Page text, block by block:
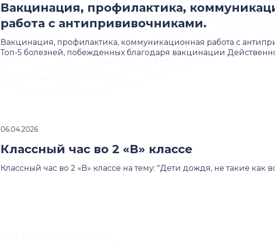
Вакцинация, профилактика, коммуникационная работа с
Топ-5 болезней, побежденных благодаря вакцинации
Вакцинация, профилактика,
работа с антипрививочниками.
Классный час во 2 «В» классе на тему: "Дети дождя, не такие как
Классный час во 2 «В» классе
06.04.2026